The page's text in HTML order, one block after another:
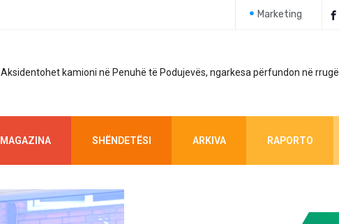
Marketing
Aksidentohet kamioni në Penuhë të Podujevës, ngarkesa përfundon në rrugë
MAGAZINA SHËNDETËSI ARKIVA RAPORTO